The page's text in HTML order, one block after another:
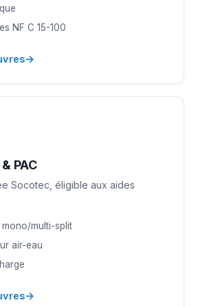
NF C 15-100
→
PAC
Socotec, éligible aux aides
multi-split
air-eau
→